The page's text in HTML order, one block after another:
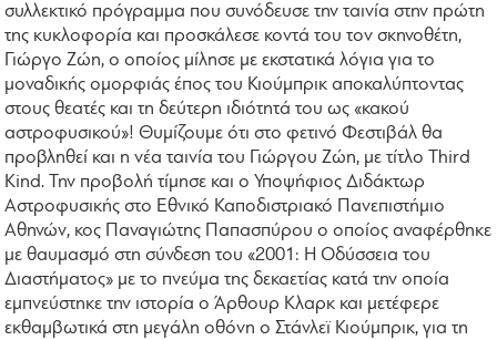
συλλεκτικό πρόγραμμα που συνόδευσε την ταινία στην πρώτη
της κυκλοφορία και προσκάλεσε κοντά του τον σκηνοθέτη,
Γιώργο Ζώη, ο οποίος μίλησε με εκστατικά λόγια για το
μοναδικής ομορφιάς έπος του Κιούμπρικ αποκαλύπτοντας
στους θεατές και τη δεύτερη ιδιότητά του ως «κακού
αστροφυσικού»! Θυμίζουμε ότι στο φετινό Φεστιβάλ θα
προβληθεί και η νέα ταινία του Γιώργου Ζώη, με τίτλο Third
Kind. Την προβολή τίμησε και ο Υποψήφιος Διδάκτωρ
Αστροφυσικής στο Εθνικό Καποδιστριακό Πανεπιστήμιο
Αθηνών, κος Παναγιώτης Παπασπύρου ο οποίος αναφέρθηκε
με θαυμασμό στη σύνδεση του «2001: Η Οδύσσεια του
Διαστήματος» με το πνεύμα της δεκαετίας κατά την οποία
εμπνεύστηκε την ιστορία ο Άρθουρ Κλαρκ και μετέφερε
εκθαμβωτικά στη μεγάλη οθόνη ο Στάνλεϊ Κιούμπρικ, για τη